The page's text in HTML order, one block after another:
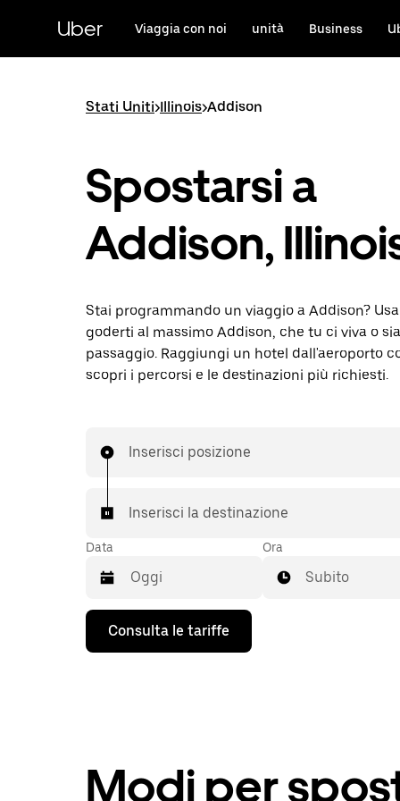
contenuto
principale
Uber Viaggia con noi unità Business
Stati Uniti>Illinois>Addison
Spostarsi a
Addison,
Stai programmando un viaggio a Addison?
goderti al massimo Addison, che tu ci viva o
passaggio. Raggiungi un hotel dall'aeroporto
scopri i percorsi e le destinazioni più richiesti.
Inserisci posizione
Inserisci la destinazione
Data
Utilizza
tasto
interagire
con
Ora
Subito
Consulta le tariffe
Modi per